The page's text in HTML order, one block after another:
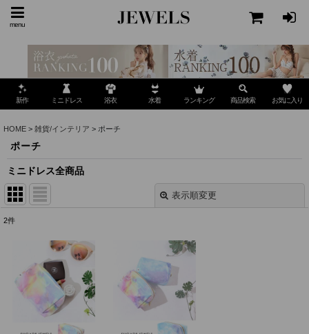
menu
新作 ミニドレス 浴衣 水着 ランキング 商品検索 お気に入り
HOME > 雑貨/インテリア > ポーチ
ポーチ
ミニドレス全商品
表示順変更
並び順:
絞り込む
2件